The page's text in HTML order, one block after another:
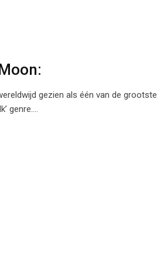
gezien als één van de grootste
genre.…